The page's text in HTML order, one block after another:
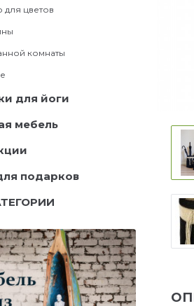
цветов
комнаты
для йоги
мебель
подарков